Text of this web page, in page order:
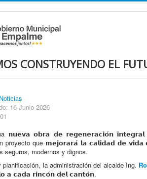
CONSTRUYENDO EL
Noticias
16 Junio 2026
𝗻𝘂𝗲𝘃𝗮 𝗼𝗯𝗿𝗮 𝗱𝗲 𝗿𝗲𝗴𝗲𝗻𝗲𝗿𝗮𝗰𝗶𝗼́𝗻
proyecto que 𝗺𝗲𝗷𝗼𝗿𝗮𝗿𝗮́ 𝗹𝗮 𝗰𝗮𝗹𝗶𝗱𝗮𝗱 𝗱𝗲
seguros, modernos y dignos.
planificación, la administración del alcalde Ing.
𝗮 𝗰𝗮𝗱𝗮 𝗿𝗶𝗻𝗰𝗼́𝗻 𝗱𝗲𝗹 𝗰𝗮𝗻𝘁𝗼́𝗻.